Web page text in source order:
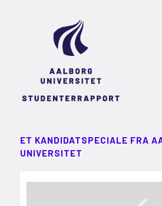
ET KANDIDATSPECIALE FRA
UNIVERSITET